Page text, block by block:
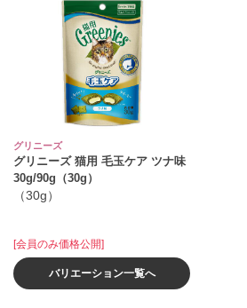
グリニーズ
グリニーズ 猫用 毛玉ケア ツナ味
30g/90g（30g）
（30g）
[会員のみ価格公開]
バリエーション一覧へ